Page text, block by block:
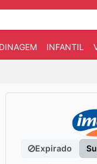
INFANTIL
Expirado